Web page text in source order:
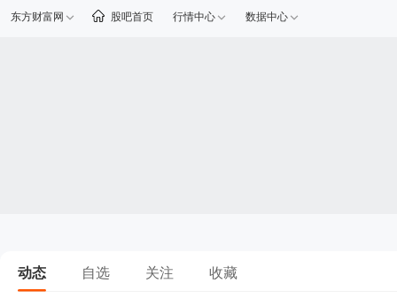
东方财富网 股吧首页 行情中心 数据中心
动态 自选 关注 收藏